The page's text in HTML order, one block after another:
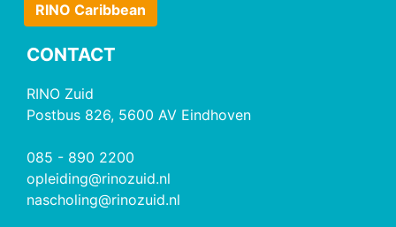
RINO Caribbean
CONTACT
RINO Zuid
Postbus 826, 5600 AV Eindhoven
085 - 890 2200
opleiding@rinozuid.nl
nascholing@rinozuid.nl